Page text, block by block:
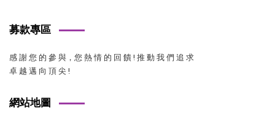
募款專區
感 謝 您 的 參 與，您 熱 情 的 回 饋 ! 推 動 我 們 追 求
卓 越 邁 向 頂 尖 !
網站地圖